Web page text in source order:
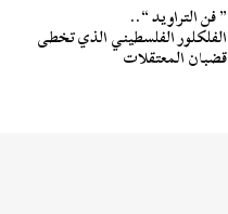
” فن التراويد “..
الفلكلور الفلسطيني الذي تخطى
قضبان المعتقلات